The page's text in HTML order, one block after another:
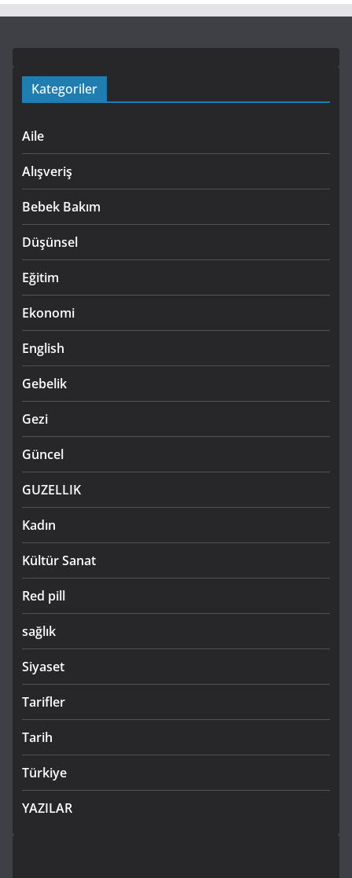
Kategoriler
Aile
Alışveriş
Bebek Bakım
Düşünsel
Eğitim
Ekonomi
English
Gebelik
Gezi
Güncel
GUZELLIK
Kadın
Kültür Sanat
Red pill
sağlık
Siyaset
Tarifler
Tarih
Türkiye
YAZILAR